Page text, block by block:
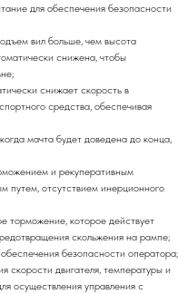
для обеспечения безопасности
вил больше, чем высота
снижена, чтобы
снижает скорость в
средства, обеспечивая
мачта будет доведена до конца,
и рекуперативным
путем, отсутствием инерционного
торможение, которое действует
скольжения на рампе;
безопасности оператора;
скорости двигателя, температуры и
осуществления управления с